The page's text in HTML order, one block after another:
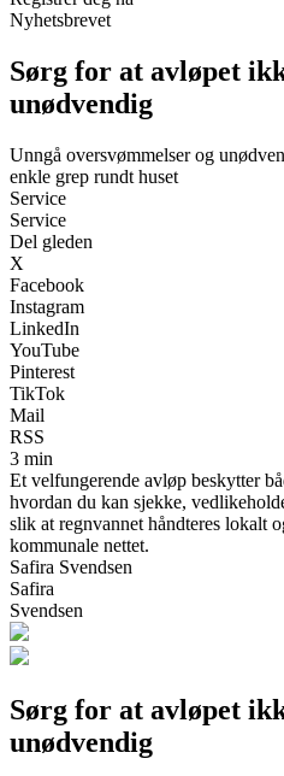
Nyhetsbrevet
Sørg for at avløpet
unødvendig
Unngå oversvømmelser og
enkle grep rundt huset
Service
Service
Del gleden
X
Facebook
Instagram
LinkedIn
YouTube
Pinterest
TikTok
Mail
RSS
3 min
Et velfungerende avløp beskytter
hvordan du kan sjekke,
slik at regnvannet håndteres lokalt
kommunale nettet.
Safira Svendsen
Safira
Svendsen
Sørg for at avløpet
unødvendig